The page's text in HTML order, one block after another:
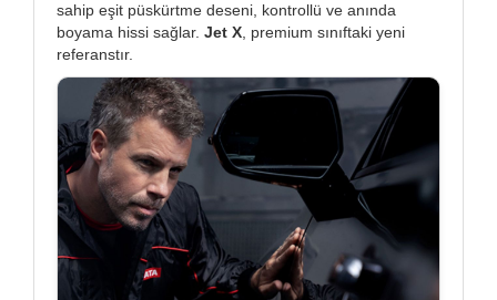
sahip eşit püskürtme deseni, kontrollü ve anında
boyama hissi sağlar. Jet X , premium sınıftaki yeni
referanstır.